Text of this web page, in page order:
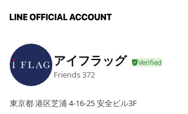
アイフラッグ
Friends372
東京都 港区芝浦 4-16-25 安全ビル3F